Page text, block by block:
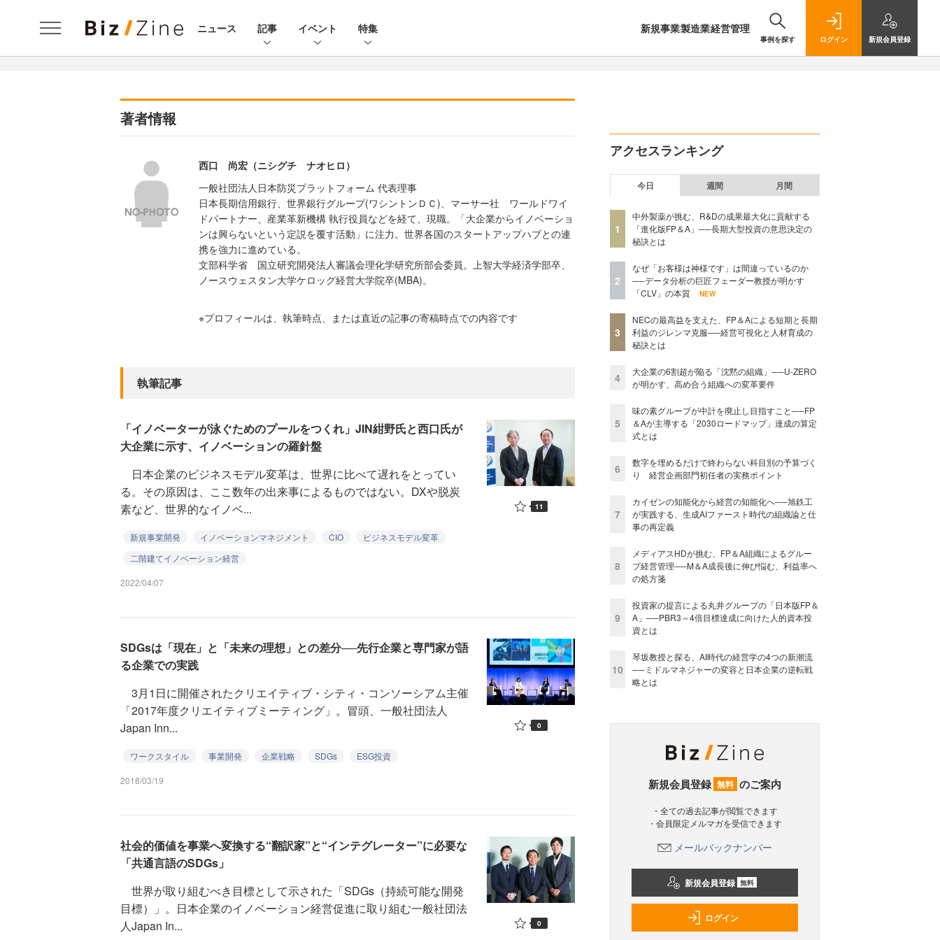
ニュース 記事 イベント 特集 新規事業製造業経営管理
事例を探す ログイン 新規会員登録
著者情報
西口 尚宏（ニシグチ ナオヒロ）
一般社団法人日本防災プラットフォーム 代表理事
日本長期信用銀行、世界銀行グループ(ワシントンＤＣ)、マーサー社 ワールドワイ
ドパートナー、産業革新機構 執行役員などを経て、現職。「大企業からイノベーショ
ンは興らないという定説を覆す活動」に注力。世界各国のスタートアップハブとの連
携を強力に進めている。
文部科学省 国立研究開発法人審議会理化学研究所部会委員。上智大学経済学部卒、
ノースウェスタン大学ケロッグ経営大学院卒(MBA)。
※プロフィールは、執筆時点、または直近の記事の寄稿時点での内容です
執筆記事
「イノベーターが泳ぐためのプールをつくれ」JIN紺野氏と西口氏が
大企業に示す、イノベーションの羅針盤
日本企業のビジネスモデル変革は、世界に比べて遅れをとってい
る。その原因は、ここ数年の出来事によるものではない。DXや脱炭
素など、世界的なイノベ...
新規事業開発 イノベーションマネジメント CIO
ビジネスモデル変革
二階建てイノベーション経営
2022/04/07
11
SDGsは「現在」と「未来の理想」との差分──先行企業と専門家が語
る企業での実践
3月1日に開催されたクリエイティブ・シティ・コンソーシアム主催
「2017年度クリエイティブミーティング」。冒頭、一般社団法人
Japan Inn...
ワークスタイル 事業開発 企業戦略 SDGs ESG投資
2018/03/19
0
社会的価値を事業へ変換する“翻訳家”と“インテグレーター”に必要な
「共通言語のSDGs」
世界が取り組むべき目標として示された「SDGs（持続可能な開発
目標）」。日本企業のイノベーション経営促進に取り組む一般社団法
人Japan In...
0
アクセスランキング
今日 週間 月間
1
中外製薬が挑む、R&Dの成果最大化に貢献する
「進化版FP＆A」──長期大型投資の意思決定の
秘訣とは
2
なぜ「お客様は神様です」は間違っているのか
──データ分析の巨匠フェーダー教授が明かす
「CLV」の本質
NEW
3
NECの最高益を支えた、FP＆Aによる短期と長期
利益のジレンマ克服──経営可視化と人材育成の
秘訣とは
4
大企業の6割超が陥る「沈黙の組織」──U-ZERO
が明かす、高め合う組織への変革要件
5
味の素グループが中計を廃止し目指すこと──FP
＆Aが主導する「2030ロードマップ」達成の算定
式とは
6
数字を埋めるだけで終わらない科目別の予算づく
り 経営企画部門初任者の実務ポイント
7
カイゼンの知能化から経営の知能化へ──旭鉄工
が実践する、生成AIファースト時代の組織論と仕
事の再定義
8
メディアスHDが挑む、FP＆A組織によるグルー
プ経営管理──M＆A成長後に伸び悩む、利益率へ
の処方箋
9
投資家の提言による丸井グループの「日本版FP＆
A」──PBR3～4倍目標達成に向けた人的資本投
資とは
10
琴坂教授と探る、AI時代の経営学の4つの新潮流
──ミドルマネジャーの変容と日本企業の逆転戦
略とは
新規会員登録 無料 のご案内
・全ての過去記事が閲覧できます
・会員限定メルマガを受信できます
メールバックナンバー
新規会員登録 無料
ログイン